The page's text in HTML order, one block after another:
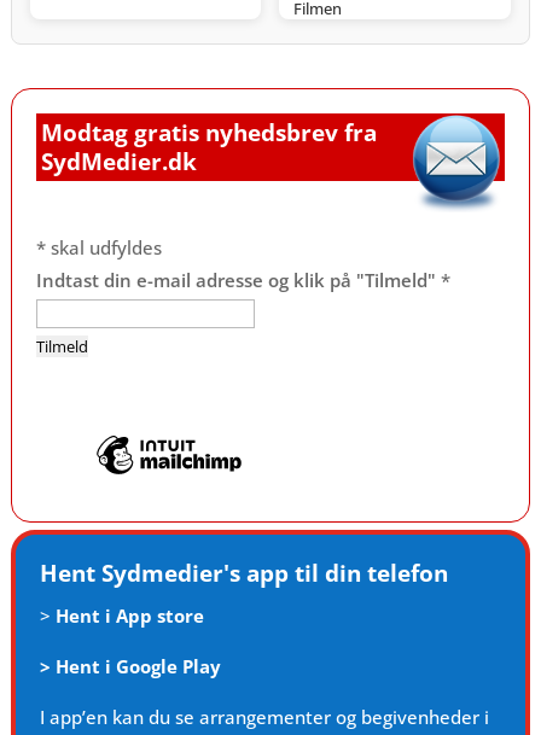
Filmen
Modtag gratis nyhedsbrev fra
SydMedier.dk
*skal udfyldes
Indtast din e-mail adresse og klik på "Tilmeld" *
Hent Sydmedier's app til din telefon
> Hent i App store
> Hent i Google Play
I app’en kan du se arrangementer og begivenheder i